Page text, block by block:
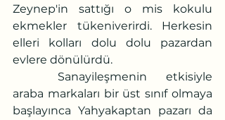
Zeynep'in sattığı o mis kokulu
ekmekler tükeniverirdi. Herkesin
elleri kolları dolu dolu pazardan
evlere dönülürdü.
araba markaları bir üst sınıf olmaya
başlayınca Yahyakaptan pazarı da